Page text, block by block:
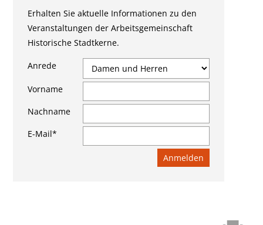
Erhalten Sie aktuelle Informationen zu den
Veranstaltungen der Arbeitsgemeinschaft
Historische Stadtkerne.
Anrede
Vorname
Nachname
E-Mail*
Anmelden